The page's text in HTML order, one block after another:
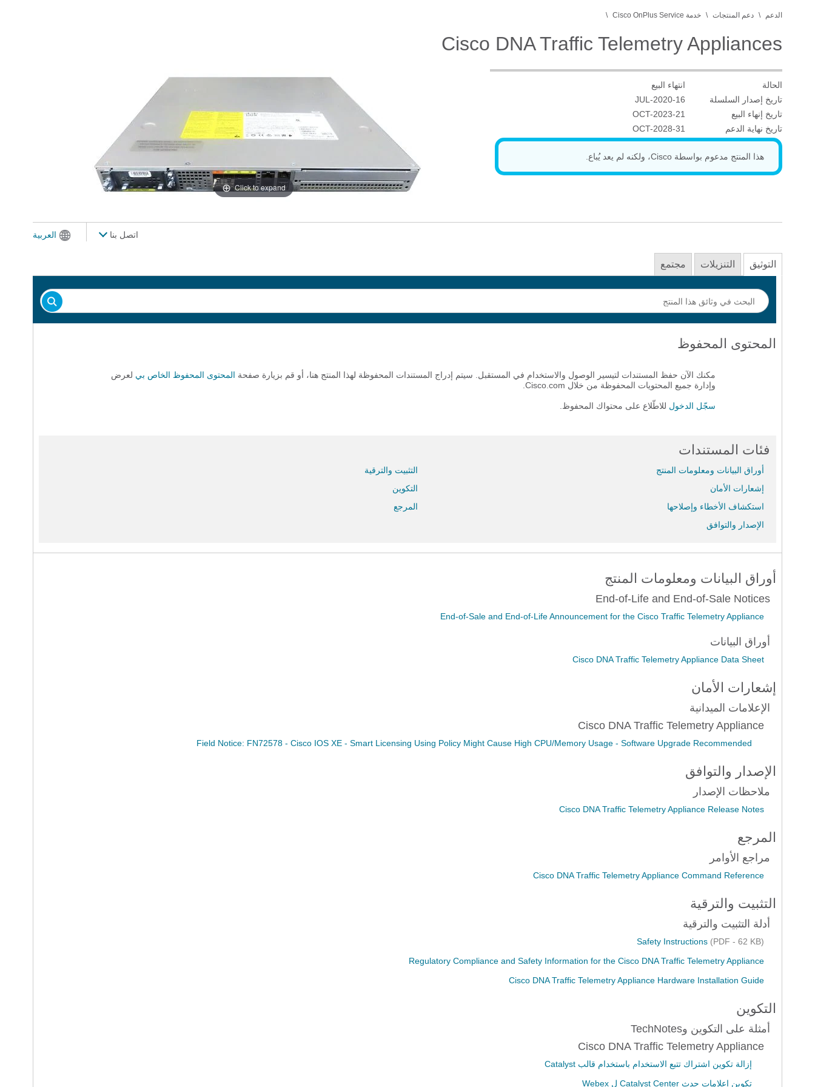
الدعم دعم المنتجات خدمة Cisco OnPlus Service
Cisco DNA Traffic Telemetry Appliances
الحالة
انتهاء البيع
تاريخ إصدار السلسلة
16-JUL-2020
تاريخ إنهاء البيع
21-OCT-2023
تاريخ نهاية الدعم
31-OCT-2028
هذا المنتج مدعوم بواسطة Cisco، ولكنه لم يعد يُباع.
Click to expand
اتصل بنا العربية
التوثيق التنزيلات مجتمع
المحتوى المحفوظ
مكنك الآن حفظ المستندات لتيسير الوصول والاستخدام في المستقبل. سيتم إدراج المستندات المحفوظة لهذا المنتج هنا، أو قم بزيارة صفحة المحتوى المحفوظ الخاص بي لعرض
وإدارة جميع المحتويات المحفوظة من خلال Cisco.com.
سجّل الدخول للاطّلاع على محتواك المحفوظ.
فئات المستندات
أوراق البيانات ومعلومات المنتج
إشعارات الأمان
استكشاف الأخطاء وإصلاحها
الإصدار والتوافق
التثبيت والترقية
التكوين
المرجع
أوراق البيانات ومعلومات المنتج
End-of-Life and End-of-Sale Notices
End-of-Sale and End-of-Life Announcement for the Cisco Traffic Telemetry Appliance
أوراق البيانات
Cisco DNA Traffic Telemetry Appliance Data Sheet
إشعارات الأمان
الإعلامات الميدانية
Cisco DNA Traffic Telemetry Appliance
Field Notice: FN72578 - Cisco IOS XE - Smart Licensing Using Policy Might Cause High CPU/Memory Usage - Software Upgrade Recommended
الإصدار والتوافق
ملاحظات الإصدار
Cisco DNA Traffic Telemetry Appliance Release Notes
المرجع
مراجع الأوامر
Cisco DNA Traffic Telemetry Appliance Command Reference
التثبيت والترقية
أدلة التثبيت والترقية
Safety Instructions (PDF - 62 KB)
Regulatory Compliance and Safety Information for the Cisco DNA Traffic Telemetry Appliance
Cisco DNA Traffic Telemetry Appliance Hardware Installation Guide
التكوين
أمثلة على التكوين وTechNotes
Cisco DNA Traffic Telemetry Appliance
إزالة تكوين اشتراك تتبع الاستخدام باستخدام قالب Catalyst
تكوين إعلامات حدث Catalyst Center ل Webex